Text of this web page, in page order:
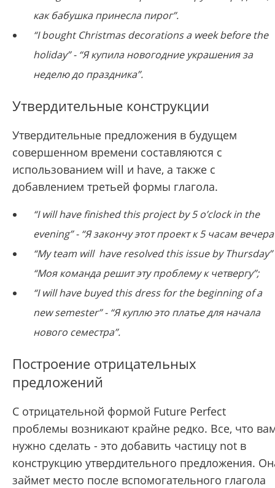
как бабушка принесла пирог”.
“I bought Christmas decorations a week before the
holiday” - “Я купила новогодние украшения за
неделю до праздника”.
Утвердительные конструкции
Утвердительные предложения в будущем
совершенном времени составляются с
использованием will и have, а также с
добавлением третьей формы глагола.
“I will have finished this project by 5 o’clock in the
evening” - “Я закончу этот проект к 5 часам
“My team will have resolved this issue by Thursday”
“Моя команда решит эту проблему к четвергу”;
“I will have buyed this dress for the beginning of a
new semester” - “Я куплю это платье для начала
нового семестра”.
Построение отрицательных
предложений
С отрицательной формой Future Perfect
проблемы возникают крайне редко. Все, что
нужно сделать - это добавить частицу not в
конструкцию утвердительного предложения.
займет место после вспомогательного глагола